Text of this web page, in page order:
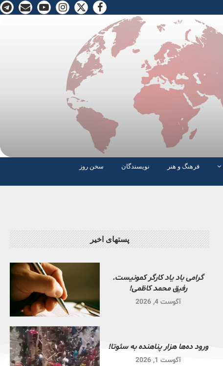
فرهنگ و هنر نویسندگان
سخن روز
پستهای اخیر
گرامی باد یاد کارگر کمونیست.
رفیق محمد کاظمی!
آگوست 4, 2026
ورود ده‌ها هزار پناهنده به سئوتا!
آگوست 1, 2026